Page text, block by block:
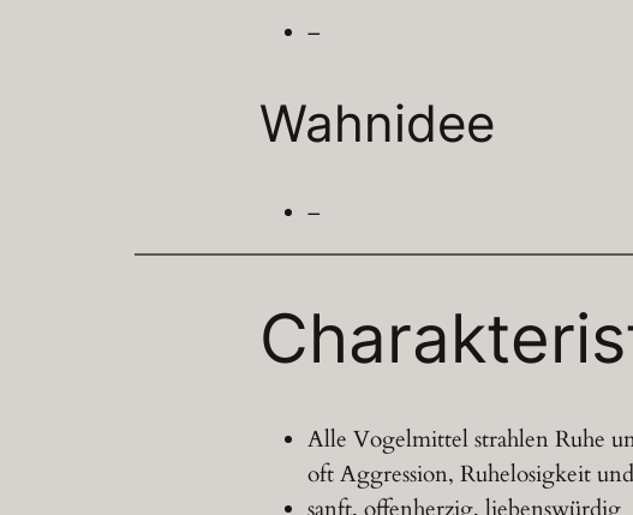
–
Wahnidee
–
Alle Vogelmittel strahlen Ruhe
oft Aggression, Ruhelosigkeit